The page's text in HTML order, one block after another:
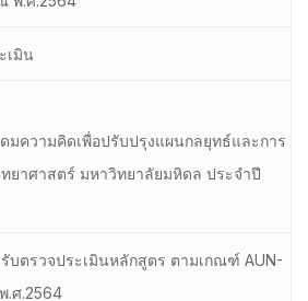
เมิน
มความคิดเพื่อปรับปรุงแผนกลยุทธ์และการ
ยาศาสตร์ มหาวิทยาลัยมหิดล ประจำปี
บตรวจประเมินหลักสูตร ตามเกณฑ์ AUN-
.ศ.2564